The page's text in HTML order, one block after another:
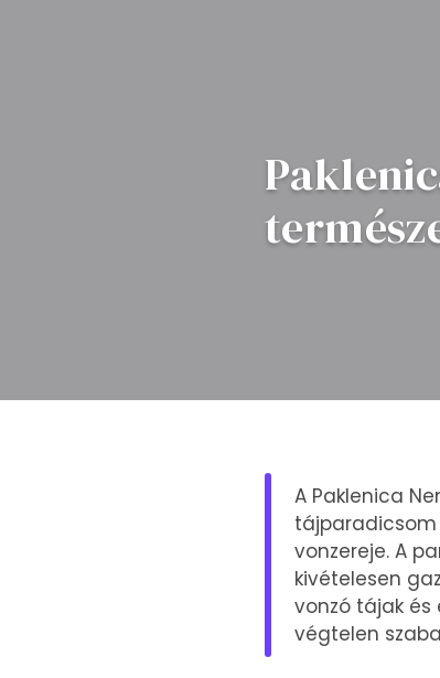
A Paklenica
vonzereje. A
kivételesen
vonzó tájak
végtelen